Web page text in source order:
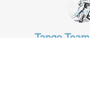
Tango Team